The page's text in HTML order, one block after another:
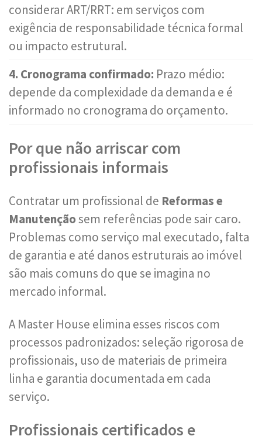
considerar ART/RRT: em serviços com
exigência de responsabilidade técnica formal
ou impacto estrutural.
4. Cronograma confirmado: Prazo médio:
depende da complexidade da demanda e é
informado no cronograma do orçamento.
Por que não arriscar com
profissionais informais
Contratar um profissional de Reformas e
Manutençãosem referências pode sair caro.
Problemas como serviço mal executado, falta
de garantia e até danos estruturais ao imóvel
são mais comuns do que se imagina no
mercado informal.
A Master House elimina esses riscos com
processos padronizados: seleção rigorosa de
profissionais, uso de materiais de primeira
linha e garantia documentada em cada
serviço.
Profissionais certificados e